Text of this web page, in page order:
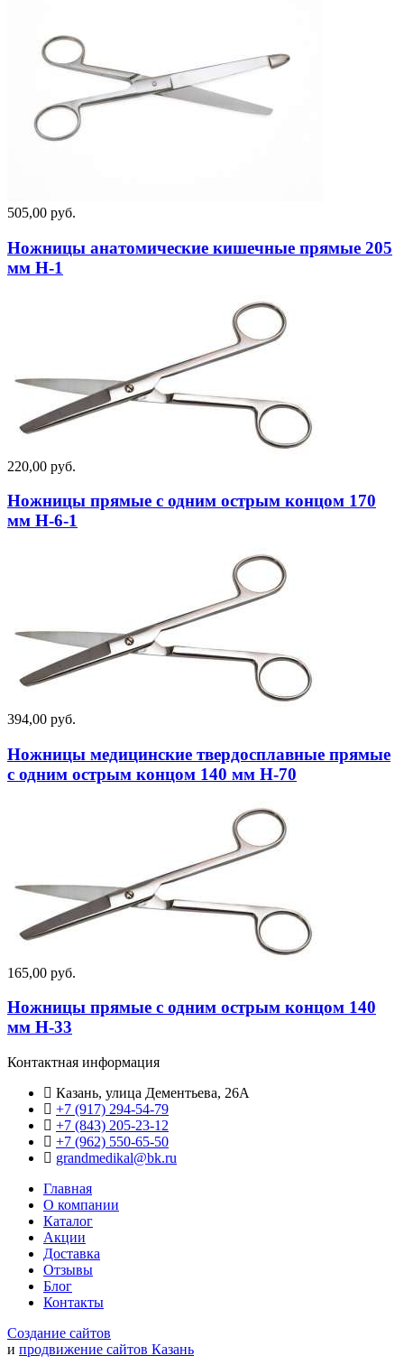
505,00 руб.
Ножницы анатомические кишечные прямые 205
мм Н-1
220,00 руб.
Ножницы прямые с одним острым концом 170
мм Н-6-1
394,00 руб.
Ножницы медицинские твердосплавные прямые
с одним острым концом 140 мм Н-70
165,00 руб.
Ножницы прямые с одним острым концом 140
мм Н-33
Контактная информация
Казань, улица Дементьева, 26А
+7 (917) 294-54-79
+7 (843) 205-23-12
+7 (962) 550‑65‑50‬
grandmedikal@bk.ru
Главная
О компании
Каталог
Акции
Доставка
Отзывы
Блог
Контакты
Создание сайтов
и продвижение сайтов Казань